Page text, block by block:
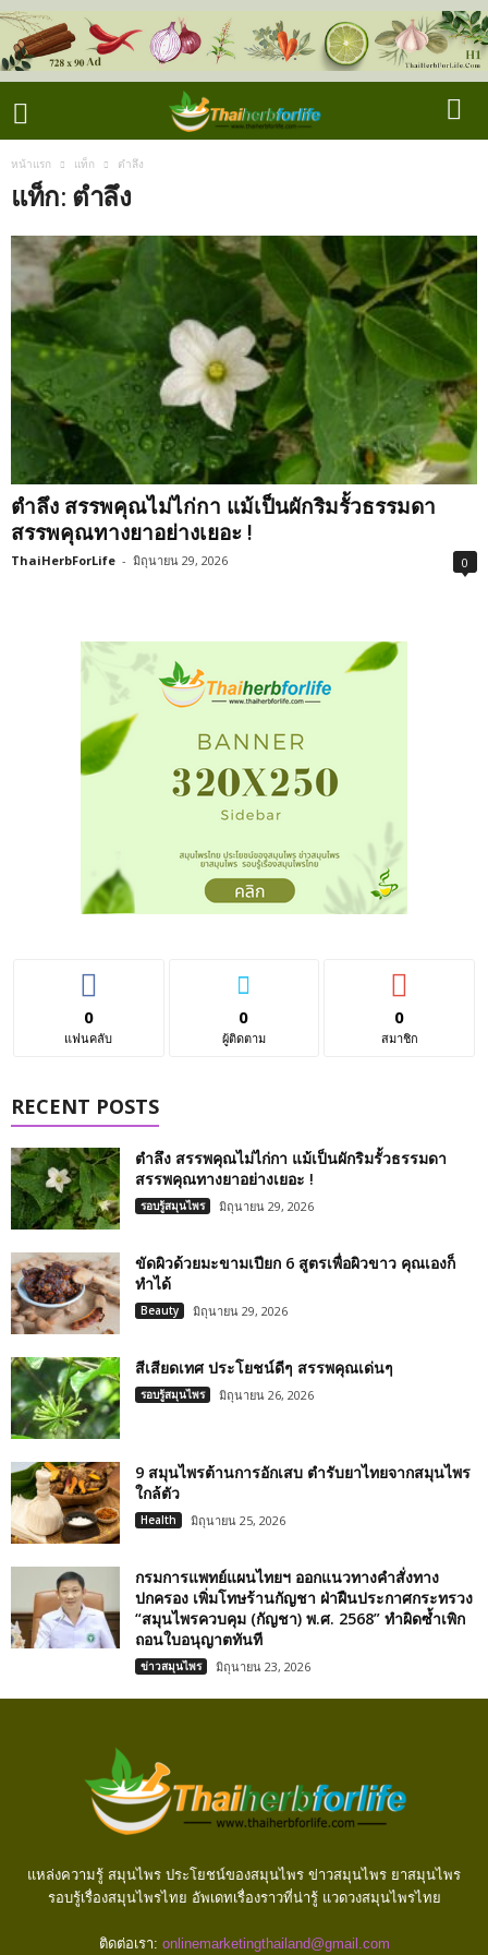
หน้าแรก แท็ก ตำลึง
แท็ก: ตำลึง
ตำลึง สรรพคุณไม่ไก่กา แม้เป็นผักริมรั้วธรรมดา
สรรพคุณทางยาอย่างเยอะ !
ThaiHerbForLife - มิถุนายน 29, 2026 0
0
แฟนคลับ
0
ผู้ติดตาม
0
สมาชิก
RECENT POSTS
ตำลึง สรรพคุณไม่ไก่กา แม้เป็นผักริมรั้วธรรมดา
สรรพคุณทางยาอย่างเยอะ !
รอบรู้สมุนไพร มิถุนายน 29, 2026
ขัดผิวด้วยมะขามเปียก 6 สูตรเพื่อผิวขาว คุณเองก็
ทำได้
Beauty มิถุนายน 29, 2026
สีเสียดเทศ ประโยชน์ดีๆ สรรพคุณเด่นๆ
รอบรู้สมุนไพร มิถุนายน 26, 2026
9 สมุนไพรต้านการอักเสบ ตำรับยาไทยจากสมุนไพร
ใกล้ตัว
Health มิถุนายน 25, 2026
กรมการแพทย์แผนไทยฯ ออกแนวทางคำสั่งทาง
ปกครอง เพิ่มโทษร้านกัญชา ฝ่าฝืนประกาศกระทรวง
“สมุนไพรควบคุม (กัญชา) พ.ศ. 2568” ทำผิดซ้ำเพิก
ถอนใบอนุญาตทันที
ข่าวสมุนไพร มิถุนายน 23, 2026
แหล่งความรู้ สมุนไพร ประโยชน์ของสมุนไพร ข่าวสมุนไพร ยาสมุนไพร
รอบรู้เรื่องสมุนไพรไทย อัพเดทเรื่องราวที่น่ารู้ แวดวงสมุนไพรไทย
ติดต่อเรา: onlinemarketingthailand@gmail.com